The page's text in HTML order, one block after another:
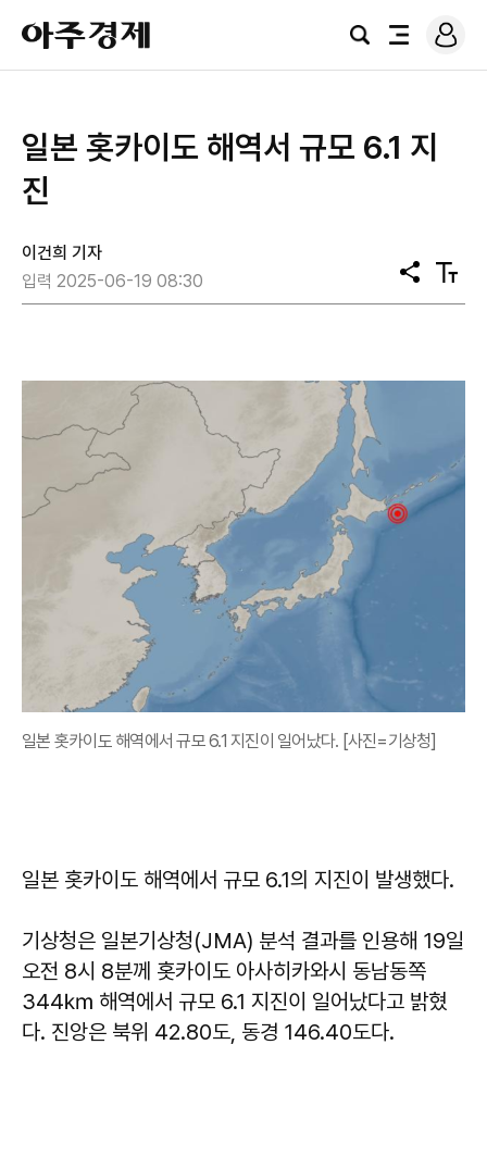
아
주
경
검
전
로
그
일본 홋카이도 해역서 규모 6.1 지
진
이건희 기자
입력 2025-06-19 08:30
공
유
텍
스
일본 홋카이도 해역에서 규모 6.1 지진이 일어났다. [사진=기상청]
일본 홋카이도 해역에서 규모 6.1의 지진이 발생했다.
기상청은 일본기상청(JMA) 분석 결과를 인용해 19일
오전 8시 8분께 홋카이도 아사히카와시 동남동쪽
344㎞ 해역에서 규모 6.1 지진이 일어났다고 밝혔
다. 진앙은 북위 42.80도, 동경 146.40도다.